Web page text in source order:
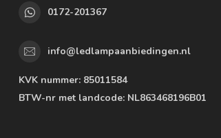
0172-201367
info@ledlampaanbiedingen.nl
KVK nummer: 85011584
BTW-nr met landcode: NL863468196B01